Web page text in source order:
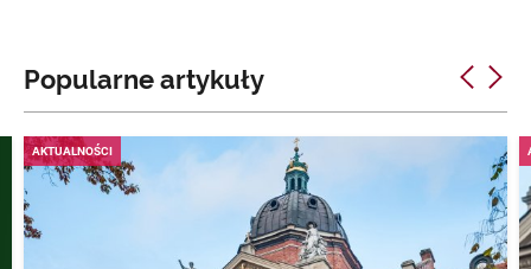
Popularne artykuły
AKTUALNOŚCI